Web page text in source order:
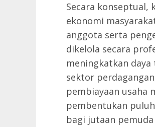
Secara
ekonomi
anggota serta
dikelola secara
meningkatkan
sektor
pembiayaan usaha
pembentukan
bagi jutaan